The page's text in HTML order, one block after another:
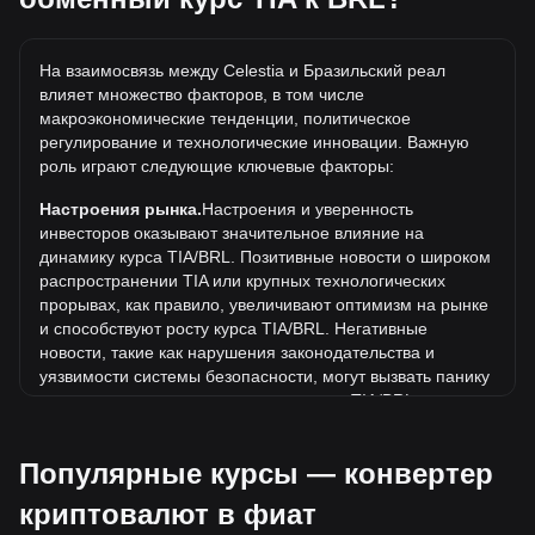
Какова самая высокая цена TIA/BRL в истории?
R$106.59. Еще неизвестно, превысит ли стоимость 1 TIA
в BRL текущий исторический максимум.
Какова динамика цен в BRL?
За последние 7 дней обменный курс Celestia (TIA) вырос
на 1.81%. За последний месяц обменный курс Celestia
валюте: Бразильский реал (BRL).
На взаимосвязь между Celestia и Бразильский реал
влияет множество факторов, в том числе
макроэкономические тенденции, политическое
регулирование и технологические инновации. Важную
роль играют следующие ключевые факторы:
Настроения рынка.Настроения и уверенность
инвесторов оказывают значительное влияние на
динамику курса TIA/BRL. Позитивные новости о широком
распространении TIA или крупных технологических
прорывах, как правило, увеличивают оптимизм на рынке
и способствуют росту курса TIA/BRL. Негативные
новости, такие как нарушения законодательства и
уязвимости системы безопасности, могут вызвать панику
на рынке и привести к снижению курса TIA/BRL.
и нормативные акты, регулирующие криптовалюты,
оказывают непосредственное влияние на их принятие.
Это определяет их стоимость по отношению к
Популярные курсы — конвертер
криптовалют в фиат